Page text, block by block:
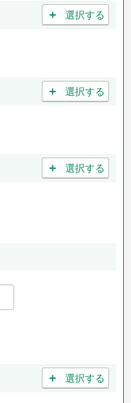
＋ 選択する
＋ 選択する
＋ 選択する
＋ 選択する